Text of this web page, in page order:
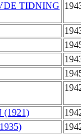
TIDNING